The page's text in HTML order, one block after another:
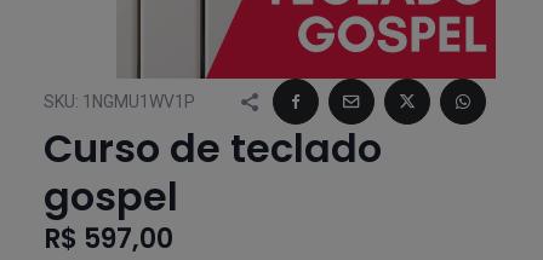
SKU: 1NGMU1WV1P
Curso de teclado
gospel
R$ 597,00